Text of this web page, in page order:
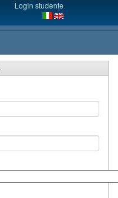
Login studente